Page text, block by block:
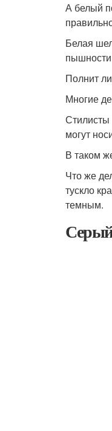
А белый
Белая
Полнит
Многие
могут
В таком
Что же
тускло
темным.